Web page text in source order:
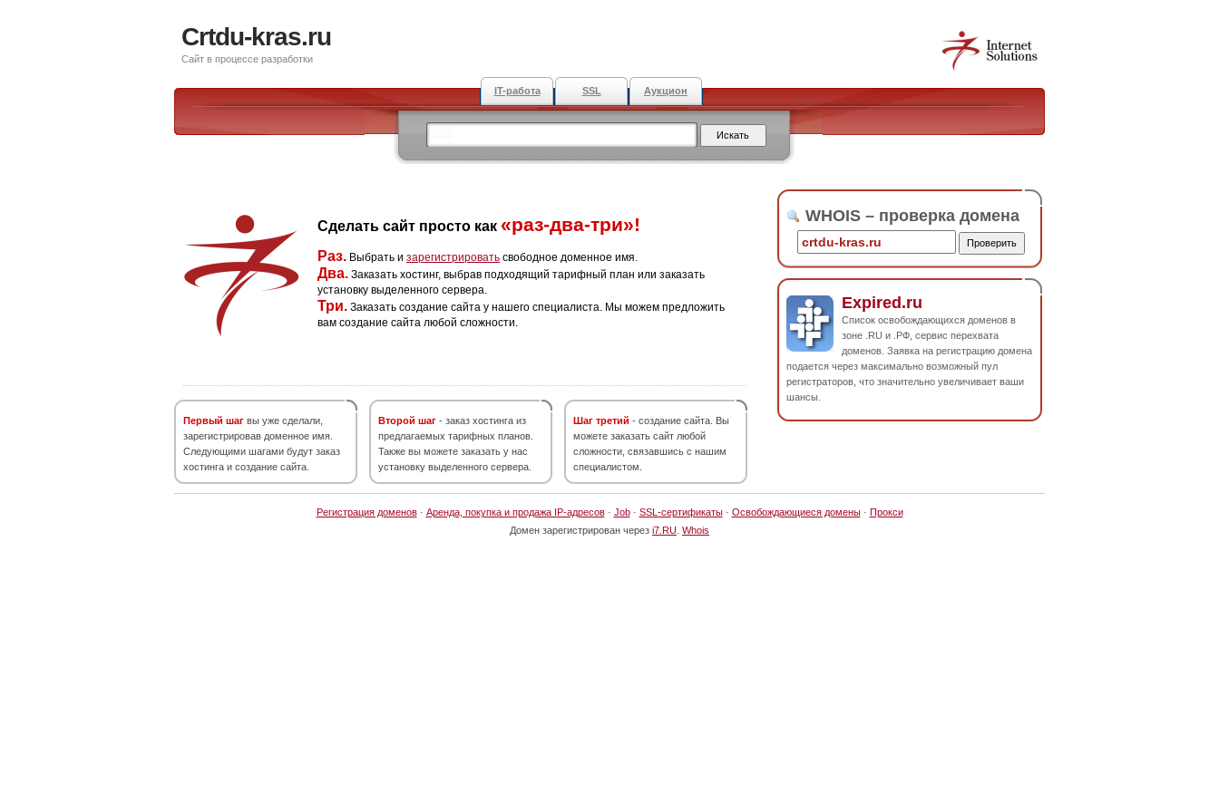
Crtdu-kras.ru
Сайт в процессе разработки
IT-работа SSL Аукцион
Сделать сайт просто как «раз-два-три»!
Раз. Выбрать и зарегистрировать свободное доменное имя.
Два. Заказать хостинг, выбрав подходящий тарифный план или заказать
установку выделенного сервера.
Три. Заказать создание сайта у нашего специалиста. Мы можем предложить
вам создание сайта любой сложности.
Первый шаг вы уже сделали,
зарегистрировав доменное имя.
Следующими шагами будут заказ
хостинга и создание сайта.
Второй шаг - заказ хостинга из
предлагаемых тарифных планов.
Также вы можете заказать у нас
установку выделенного сервера.
Шаг третий - создание сайта. Вы
можете заказать сайт любой
сложности, связавшись с нашим
специалистом.
WHOIS – проверка домена
Expired.ru
Список освобождающихся доменов в
зоне .RU и .РФ, сервис перехвата
доменов. Заявка на регистрацию домена
подается через максимально возможный пул
регистраторов, что значительно увеличивает ваши
шансы.
Регистрация доменов· Аренда, покупка и продажа IP-адресов· Job· SSL-сертификаты· Освобождающиеся домены· Прокси
Домен зарегистрирован через i7.RU Whois